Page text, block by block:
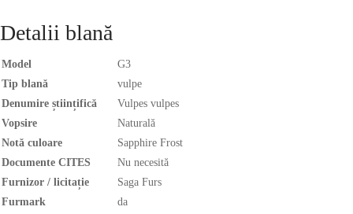
Detalii blană
Model
G3
Tip blană
vulpe
Denumire științifică
Vulpes vulpes
Vopsire
Naturală
Notă culoare
Sapphire Frost
Documente CITES
Nu necesită
Furnizor / licitație
Saga Furs
Furmark
da